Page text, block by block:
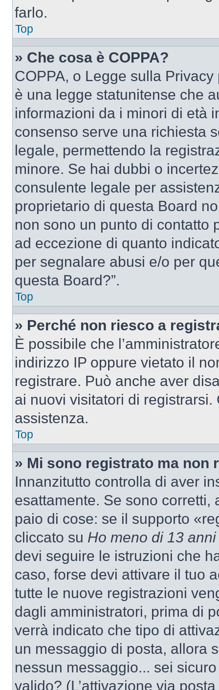
farlo.
Top
» Che cosa è COPPA?
COPPA, o Legge sulla
è una legge statunitense che
informazioni da i minori di età
consenso serve una richiesta
legale, permettendo la
minore. Se hai dubbi o
consulente legale per
proprietario di questa Board
non sono un punto di contatto
ad eccezione di quanto
per segnalare abusi e/o per
questa Board?”.
Top
» Perché non riesco a
È possibile che
indirizzo IP oppure vietato il
registrare. Può anche aver
ai nuovi visitatori di
assistenza.
Top
» Mi sono registrato ma non
Innanzitutto controlla di aver
esattamente. Se sono
paio di cose: se il supporto
cliccato su Ho meno di 13 anni
devi seguire le istruzioni che
caso, forse devi attivare il tuo
tutte le nuove registrazioni
dagli amministratori, prima di
verrà indicato che tipo di
un messaggio di posta, allora
nessun messaggio... sei
valido? (L’attivazione via